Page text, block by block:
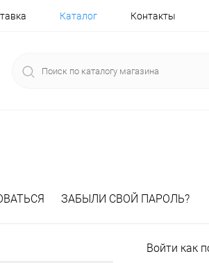
Каталог Контакты
ЗАБЫЛИ СВОЙ ПАРОЛЬ?
Войти как